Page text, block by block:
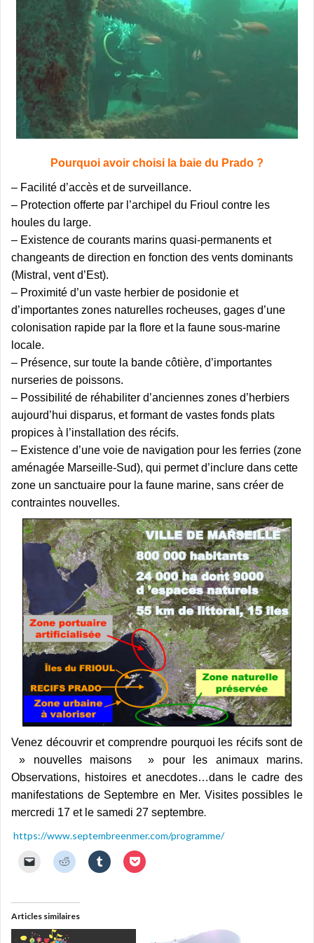
Pourquoi avoir choisi la baie du Prado ?
– Facilité d’accès et de surveillance.
– Protection offerte par l’archipel du Frioul contre les
houles du large.
– Existence de courants marins quasi-permanents et
changeants de direction en fonction des vents dominants
(Mistral, vent d’Est).
– Proximité d’un vaste herbier de posidonie et
d’importantes zones naturelles rocheuses, gages d’une
colonisation rapide par la flore et la faune sous-marine
locale.
– Présence, sur toute la bande côtière, d’importantes
nurseries de poissons.
– Possibilité de réhabiliter d’anciennes zones d’herbiers
aujourd’hui disparus, et formant de vastes fonds plats
propices à l’installation des récifs.
– Existence d’une voie de navigation pour les ferries (zone
aménagée Marseille-Sud), qui permet d’inclure dans cette
zone un sanctuaire pour la faune marine, sans créer de
contraintes nouvelles.
Venez découvrir et comprendre pourquoi les récifs sont de
» nouvelles maisons » pour les animaux marins.
Observations, histoires et anecdotes…dans le cadre des
manifestations de Septembre en Mer. Visites possibles le
mercredi 17 et le samedi 27 septembre.
https://www.septembreenmer.com/programme/
e
r
p
o
C
l
e
z
p
o
C
l
o
C
l
Articles similaires